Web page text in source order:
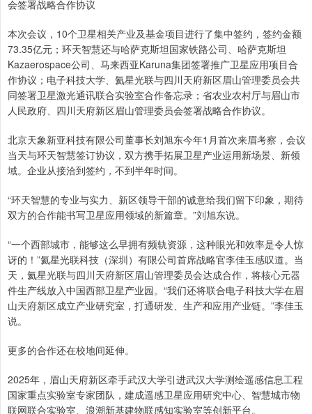
会签署战略合作协议
本次会议，10个卫星相关产业及基金项目进行了集中签约，签约金额
73.35亿元；环天智慧还与哈萨克斯坦国家铁路公司、哈萨克斯坦
Kazaerospace公司、马来西亚Karuna集团签署推广卫星应用项目合
作协议；电子科技大学、氦星光联与四川天府新区眉山管理委员会共
同签署卫星激光通讯联合实验室合作备忘录；省农业农村厅与眉山市
人民政府、四川天府新区眉山管理委员会签署战略合作协议。
北京天象新亚科技有限公司董事长刘旭东今年1月首次来眉考察，会议
当天与环天智慧签订协议，双方携手拓展卫星产业运用新场景、新领
域。企业从接洽到签约，不到半年时间。
“环天智慧的专业与实力、新区领导干部的诚意给我们留下印象，期待
双方的合作能书写卫星应用领域的新篇章。”刘旭东说。
“一个西部城市，能够这么早拥有频轨资源，这种眼光和效率是令人惊
讶的！”氦星光联科技（深圳）有限公司首席战略官李佳玉感叹道。当
天，氦星光联与四川天府新区眉山管理委员会达成合作，将核心元器
件生产线放入中国西部卫星产业园。“我们还将联合电子科技大学在眉
山天府新区成立产业研究室，打通研发、生产和应用产业链。”李佳玉
说。
更多的合作还在校地间延伸。
2025年，眉山天府新区牵手武汉大学引进武汉大学测绘遥感信息工程
国家重点实验室专家团队，建成遥感卫星应用研究中心、智慧城市物
联网联合实验室、浪潮新基建物联感知实验室等创新平台。